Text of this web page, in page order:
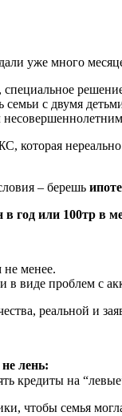
уже много
специальное
семьи с двумя
которая
– берешь
год или 100тр в
менее.
в виде проблем с
реальной и
лень:
кредиты на
чтобы семья